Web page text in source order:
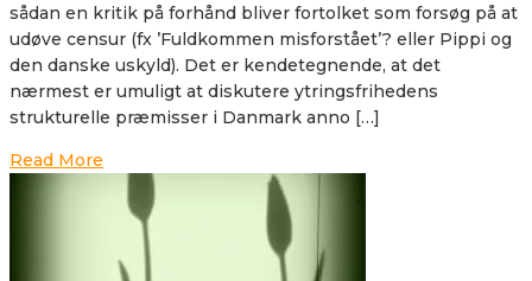
sådan en kritik på forhånd bliver fortolket som forsøg på at
udøve censur (fx ’Fuldkommen misforstået’? eller Pippi og
den danske uskyld). Det er kendetegnende, at det
nærmest er umuligt at diskutere ytringsfrihedens
strukturelle præmisser i Danmark anno […]
Read More